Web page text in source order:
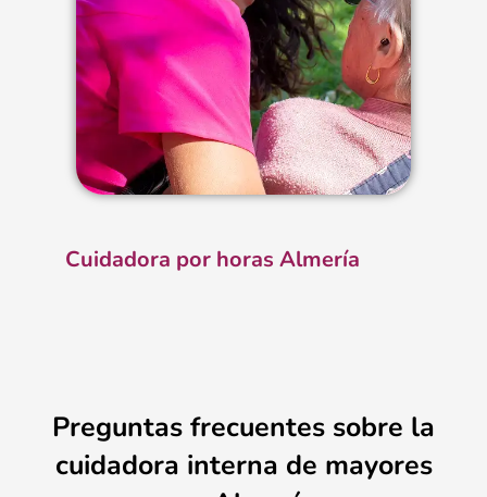
Cuidadora por horas Almería
Preguntas frecuentes sobre la
cuidadora interna de mayores